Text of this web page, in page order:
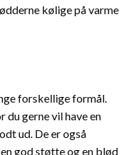
kølige på varme
forskellige formål.
du gerne vil have en
ud. De er også
god støtte og en blød